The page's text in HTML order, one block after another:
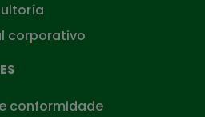
corporativo
conformidade